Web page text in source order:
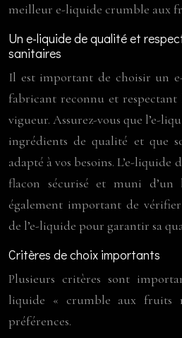
meilleur e-liquide crumble aux
Un e-liquide de qualité et
sanitaires
Il est important de choisir un
fabricant reconnu et respectant
vigueur. Assurez-vous que l’e-
ingrédients de qualité et que
adapté à vos besoins. L’e-
flacon sécurisé et muni
également important de
de l’e-liquide pour garantir sa
Critères de choix importants
Plusieurs critères sont
liquide « crumble aux fruits
préférences.